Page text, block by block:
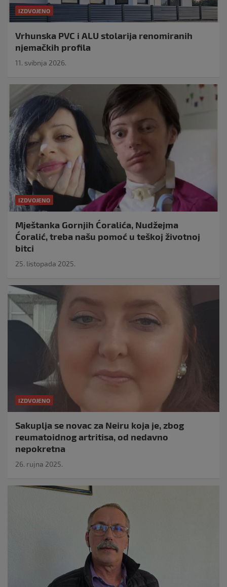
IZDVOJENO
Vrhunska PVC i ALU stolarija renomiranih
njemačkih profila
11. svibnja 2026.
IZDVOJENO
Mještanka Gornjih Ćoralića, Nudžejma
Ćoralić, treba našu pomoć u teškoj životnoj
bitci
25. listopada 2025.
IZDVOJENO
Sakuplja se novac za Neiru koja je, zbog
reumatoidnog artritisa, od nedavno
nepokretna
26. rujna 2025.